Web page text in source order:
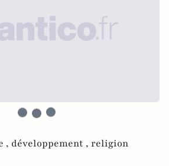
, développement , religion